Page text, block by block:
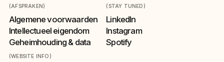
(AFSPRAKEN)
Algemene voorwaarden
Intellectueel eigendom
Geheimhouding & data
(WEBSITE INFO)
(STAY TUNED)
LinkedIn
Instagram
Spotify